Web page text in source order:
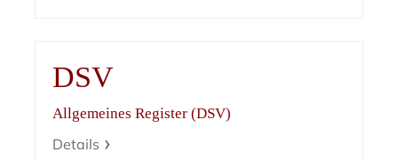
DSV
Allgemeines Register (DSV)
Details